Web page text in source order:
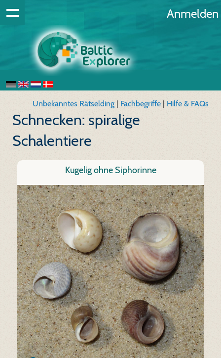
Anmelden
Unbekanntes Rätselding | Fachbegriffe | Hilfe & FAQs
Schnecken: spiralige
Schalentiere
Kugelig ohne Siphorinne